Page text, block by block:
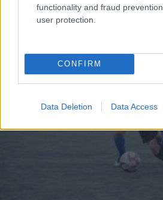
functionality and fraud
user protection.
CONFIRM
Data Deletion Data Access